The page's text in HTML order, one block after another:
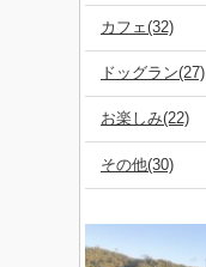
カフェ(32)
ドッグラン(27)
お楽しみ(22)
その他(30)